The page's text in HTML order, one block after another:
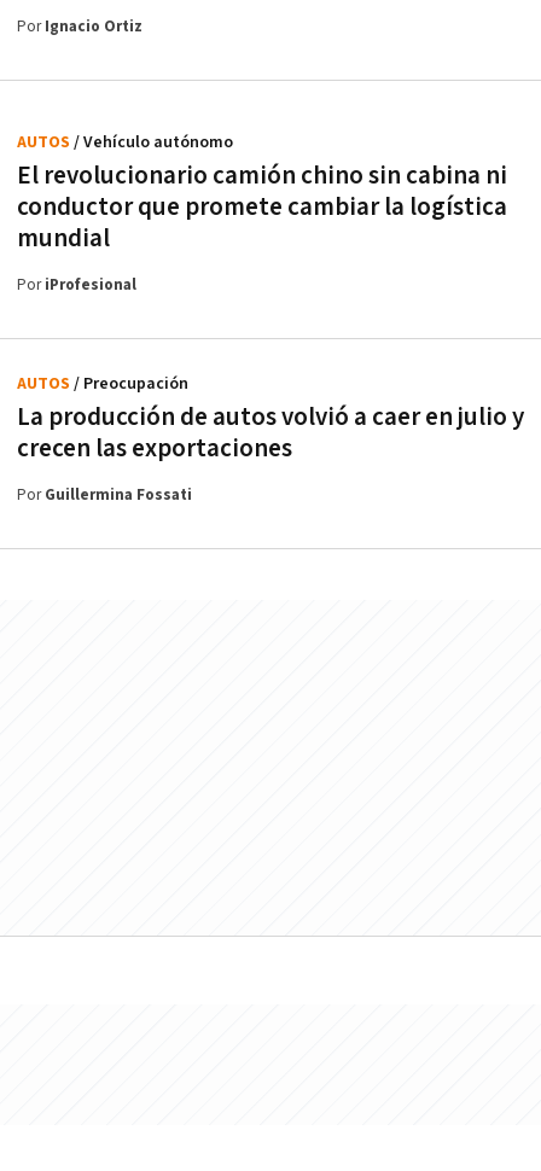
PorIgnacio Ortiz
El revolucionario camión chino sin cabina ni
conductor que promete cambiar la logística
mundial
AUTOS / Vehículo autónomo
PoriProfesional
La producción de autos volvió a caer en julio y
crecen las exportaciones
AUTOS / Preocupación
PorGuillermina Fossati